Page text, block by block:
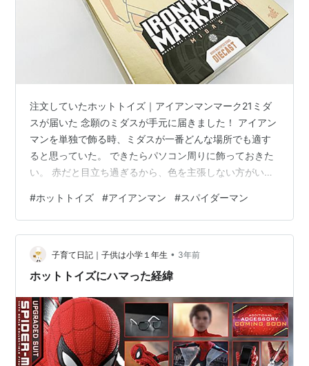
注文していたホットトイズ｜アイアンマンマーク21ミダ
スが届いた 念願のミダスが手元に届きました！ アイアン
マンを単独で飾る時、ミダスが一番どんな場所でも適す
ると思っていた。 できたらパソコン周りに飾っておきた
い。 赤だと目立ち過ぎるから、色を主張しない方がい
ドがいいと思っていました。 トイサピエンスで、２代目
になるミダスの販売が開始され、その時は、まだホット
トイズを購入したことなく、高額だから躊躇していた
ら、売り切れになってしまった...。 やはり購入するべき
だったと後悔しており、さらに転売で超高額になってい
#ホットトイズ #アイアンマン #スパイダーマン
子育て日記｜子供は小学１年生 • 3年前
ホットトイズにハマった経緯